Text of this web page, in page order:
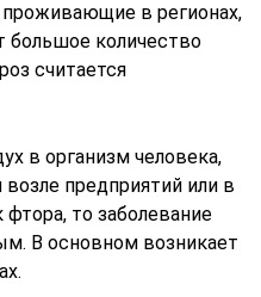
в регионах,
большое количество
считается
в организм человека,
предприятий или в
фтора, то заболевание
В основном возникает